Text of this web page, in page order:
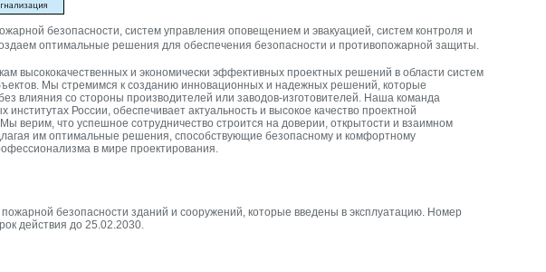
безопасности, систем управления оповещением и эвакуацией, систем контроля и
оптимальные решения для обеспечения безопасности и противопожарной защиты.
высококачественных и экономически эффективных проектных решений в области систем
Мы стремимся к созданию инновационных и надежных решений, которые
влияния со стороны производителей или заводов-изготовителей. Наша команда
России, обеспечивает актуальность и высокое качество проектной
верим, что успешное сотрудничество строится на доверии, открытости и взаимном
им оптимальные решения, способствующие безопасному и комфортному
в мире проектирования.
безопасности зданий и сооружений, которые введены в эксплуатацию. Номер
действия до 25.02.2030.